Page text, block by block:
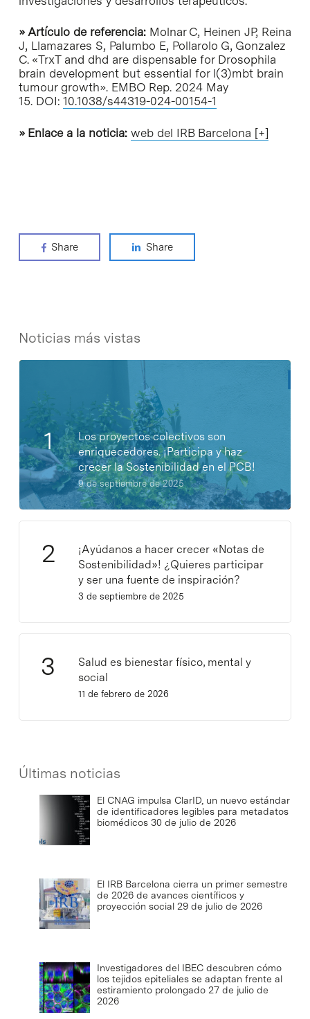
» Artículo de referencia:Molnar C, Heinen JP, Reina
J, Llamazares S, Palumbo E, Pollarolo G, Gonzalez
C. «TrxT and dhd are dispensable for Drosophila
brain development but essential for l(3)mbt brain
tumour growth». EMBO Rep. 2024 May
15. DOI: 10.1038/s44319-024-00154-1
» Enlace a la noticia: web del IRB Barcelona [+]
Share Share
Noticias más vistas
Los proyectos colectivos son
enriquecedores. ¡Participa y haz
crecer la Sostenibilidad en el PCB!
9 de septiembre de 2025
¡Ayúdanos a hacer crecer «Notas de
Sostenibilidad»! ¿Quieres participar
y ser una fuente de inspiración?
3 de septiembre de 2025
Salud es bienestar físico, mental y
social
11 de febrero de 2026
Últimas noticias
El CNAG impulsa ClarID, un nuevo estándar
de identificadores legibles para metadatos
biomédicos 30 de julio de 2026
El IRB Barcelona cierra un primer semestre
de 2026 de avances científicos y
proyección social 29 de julio de 2026
Investigadores del IBEC descubren cómo
los tejidos epiteliales se adaptan frente al
estiramiento prolongado 27 de julio de
2026